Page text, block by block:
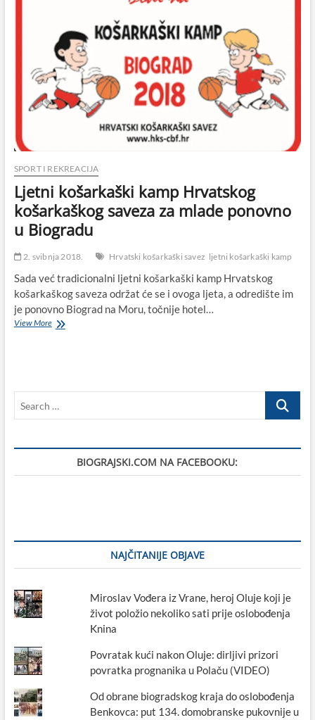
SPORT I REKREACIJA
Ljetni košarkaški kamp Hrvatskog
košarkaškog saveza za mlade ponovno
u Biogradu
2. svibnja 2018. Hrvatski košarkaški savez ljetni košarkaški kamp
Sada već tradicionalni ljetni košarkaški kamp Hrvatskog
košarkaškog saveza održat će se i ovoga ljeta, a odredište im
je ponovno Biograd na Moru, točnije hotel…
View MoreLjetni
mlade
Biogradu
Search
BIOGRAJSKI.COM NA FACEBOOKU:
NAJČITANIJE OBJAVE
Miroslav Vođera iz Vrane, heroj Oluje koji je
život položio nekoliko sati prije oslobođenja
Knina
Povratak kući nakon Oluje: dirljivi prizori
povratka prognanika u Polaču (VIDEO)
Od obrane biogradskog kraja do oslobođenja
Benkovca: put 134. domobranske pukovnije u